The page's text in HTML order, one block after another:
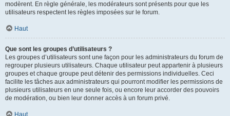
modèrent. En règle générale, les modérateurs sont présents pour que les
utilisateurs respectent les règles imposées sur le forum.
Haut
Que sont les groupes d’utilisateurs ?
Les groupes d’utilisateurs sont une façon pour les administrateurs du forum de
regrouper plusieurs utilisateurs. Chaque utilisateur peut appartenir à plusieurs
groupes et chaque groupe peut détenir des permissions individuelles. Ceci
facilite les tâches aux administrateurs qui pourront modifier les permissions de
plusieurs utilisateurs en une seule fois, ou encore leur accorder des pouvoirs
de modération, ou bien leur donner accès à un forum privé.
Haut